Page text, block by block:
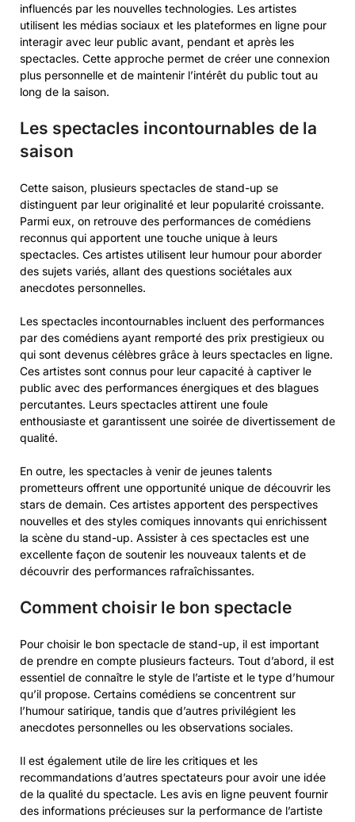
influencés par les nouvelles technologies. Les artistes
utilisent les médias sociaux et les plateformes en ligne pour
interagir avec leur public avant, pendant et après les
spectacles. Cette approche permet de créer une connexion
plus personnelle et de maintenir l’intérêt du public tout au
long de la saison.
Les spectacles incontournables de la
saison
Cette saison, plusieurs spectacles de stand-up se
distinguent par leur originalité et leur popularité croissante.
Parmi eux, on retrouve des performances de comédiens
reconnus qui apportent une touche unique à leurs
spectacles. Ces artistes utilisent leur humour pour aborder
des sujets variés, allant des questions sociétales aux
anecdotes personnelles.
Les spectacles incontournables incluent des performances
par des comédiens ayant remporté des prix prestigieux ou
qui sont devenus célèbres grâce à leurs spectacles en ligne.
Ces artistes sont connus pour leur capacité à captiver le
public avec des performances énergiques et des blagues
percutantes. Leurs spectacles attirent une foule
enthousiaste et garantissent une soirée de divertissement de
qualité.
En outre, les spectacles à venir de jeunes talents
prometteurs offrent une opportunité unique de découvrir les
stars de demain. Ces artistes apportent des perspectives
nouvelles et des styles comiques innovants qui enrichissent
la scène du stand-up. Assister à ces spectacles est une
excellente façon de soutenir les nouveaux talents et de
découvrir des performances rafraîchissantes.
Comment choisir le bon spectacle
Pour choisir le bon spectacle de stand-up, il est important
de prendre en compte plusieurs facteurs. Tout d’abord, il est
essentiel de connaître le style de l’artiste et le type d’humour
qu’il propose. Certains comédiens se concentrent sur
l’humour satirique, tandis que d’autres privilégient les
anecdotes personnelles ou les observations sociales.
Il est également utile de lire les critiques et les
recommandations d’autres spectateurs pour avoir une idée
de la qualité du spectacle. Les avis en ligne peuvent fournir
des informations précieuses sur la performance de l’artiste